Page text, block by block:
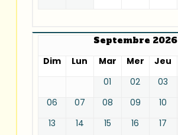
Septembre 2026
Dim
Lun Mar Mer Jeu
01
02 03
06
07 08 09 10
13
14 15 16 17